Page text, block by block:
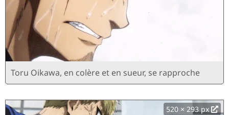
Toru Oikawa, en colère et en sueur, se rapproche
520 × 293 px